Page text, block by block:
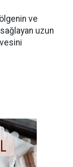
ve
uzun